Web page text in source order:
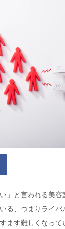
」と言われる美容
る、つまりライバ
ます難しくなって